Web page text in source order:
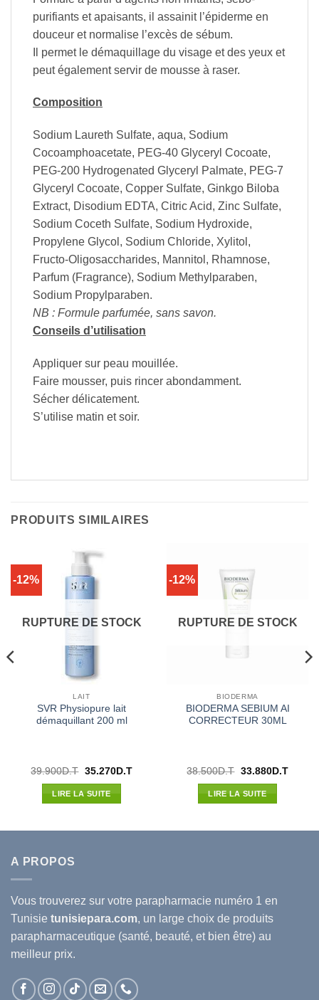
purifiants et apaisants, il assainit l’épiderme en
douceur et normalise l’excès de sébum.
Il permet le démaquillage du visage et des yeux et
peut également servir de mousse à raser.
Composition
Sodium Laureth Sulfate, aqua, Sodium
Cocoamphoacetate, PEG-40 Glyceryl Cocoate,
PEG-200 Hydrogenated Glyceryl Palmate, PEG-7
Glyceryl Cocoate, Copper Sulfate, Ginkgo Biloba
Extract, Disodium EDTA, Citric Acid, Zinc Sulfate,
Sodium Coceth Sulfate, Sodium Hydroxide,
Propylene Glycol, Sodium Chloride, Xylitol,
Fructo-Oligosaccharides, Mannitol, Rhamnose,
Parfum (Fragrance), Sodium Methylparaben,
Sodium Propylparaben.
NB : Formule parfumée, sans savon.
Conseils d’utilisation
Appliquer sur peau mouillée.
Faire mousser, puis rincer abondamment.
Sécher délicatement.
S’utilise matin et soir.
PRODUITS SIMILAIRES
-12%
RUPTURE DE STOCK
LAIT
SVR Physiopure lait
démaquillant 200 ml
39.900D.T Le
initial
était :
39.900D.T.
35.270D.TLe
LIRE LA SUITE
-12%
RUPTURE DE STOCK
BIODERMA
BIODERMA SEBIUM AI
CORRECTEUR 30ML
38.500D.T Le
initial
était :
38.500D.T.
33.880D.TLe
LIRE LA SUITE
A PROPOS
Vous trouverez sur votre parapharmacie numéro 1 en
Tunisie tunisiepara.com, un large choix de produits
parapharmaceutique (santé, beauté, et bien être) au
meilleur prix.